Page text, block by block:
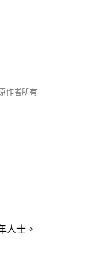
作者所有
人士。